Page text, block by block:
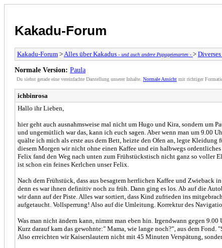
Kakadu-Forum
Kakadu-Forum > Alles über Kakadus - und auch andere Papageienarten - >
Normale Version: Paula
Du siehst gerade eine vereinfachte Darstellung unserer Inhalte. Normale Ansicht mit richtiger
ichbinrosa
Hallo ihr Lieben,
hier geht auch ausnahmsweise mal nicht um Hugo und Kira, sondern um
und ungemütlich war das, kann ich euch sagen. Aber wenn man um 9.00
quälte ich mich als erste aus dem Bett, heizte den Ofen an, legte
diesem Morgen wir nicht ohne einen Kaffee und ein halbwegs
Felix fand den Weg nach unten zum Frühstückstisch nicht ganz so voller
ist schon ein feines Kerlchen unser Felix.
Nach dem Frühstück, dass aus besagtem herrlichen Kaffee und
denn es war ihnen definitiv noch zu früh. Dann ging es los. Ab auf die
wir dann auf der Piste. Alles war sortiert, dass Kind zufrieden ins
aufgetaucht. Vollsperrung! Also auf die Umleitung. Korrektur des
Was man nicht ändern kann, nimmt man eben hin. Irgendwann gegen
Kurz darauf kam das gewohnte:" Mama, wie lange noch?", aus dem
Also erreichten wir Kaiserslautern nicht mit 45 Minuten Verspätung,